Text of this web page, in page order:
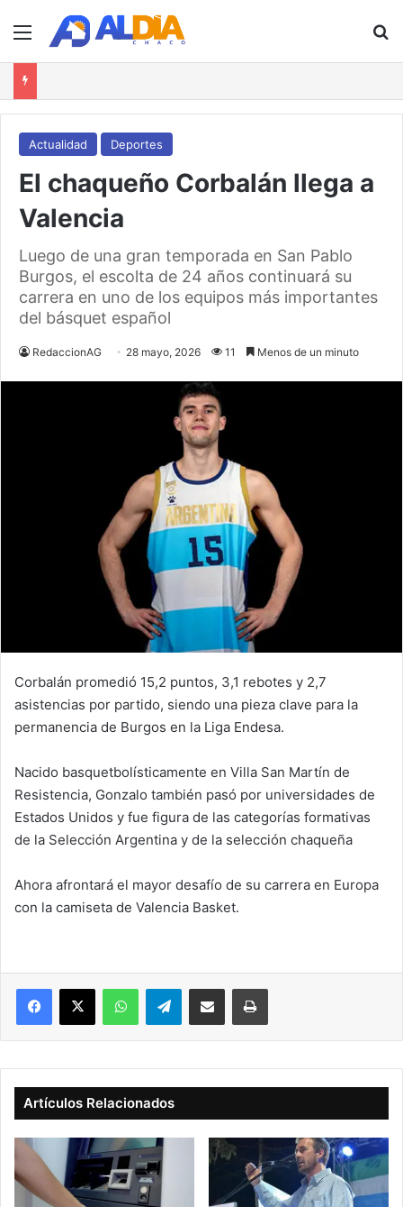
Menú
Actualidad Deportes
El chaqueño Corbalán llega a
Valencia
Luego de una gran temporada en San Pablo
Burgos, el escolta de 24 años continuará su
carrera en uno de los equipos más importantes
del básquet español
RedaccionAG 28 mayo, 2026 11 Menos de un minuto
Corbalán promedió 15,2 puntos, 3,1 rebotes y 2,7
asistencias por partido, siendo una pieza clave para la
permanencia de Burgos en la Liga Endesa.
Nacido basquetbolísticamente en Villa San Martín de
Resistencia, Gonzalo también pasó por universidades de
Estados Unidos y fue figura de las categorías formativas
de la Selección Argentina y de la selección chaqueña
Ahora afrontará el mayor desafío de su carrera en Europa
con la camiseta de Valencia Basket.
Facebook
X WhatsAppTelegramCompartir vía correo electrónicoImprimir
Artículos Relacionados